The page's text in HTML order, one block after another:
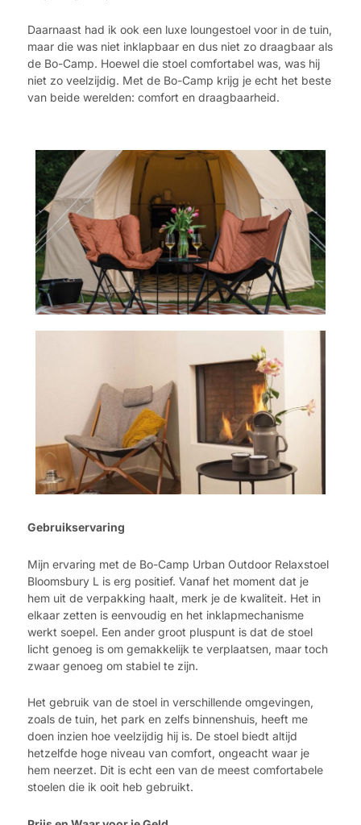
Daarnaast had ik ook een luxe loungestoel voor in de tuin,
maar die was niet inklapbaar en dus niet zo draagbaar als
de Bo-Camp. Hoewel die stoel comfortabel was, was hij
niet zo veelzijdig. Met de Bo-Camp krijg je echt het beste
van beide werelden: comfort en draagbaarheid.
Gebruikservaring
Mijn ervaring met de Bo-Camp Urban Outdoor Relaxstoel
Bloomsbury L is erg positief. Vanaf het moment dat je
hem uit de verpakking haalt, merk je de kwaliteit. Het in
elkaar zetten is eenvoudig en het inklapmechanisme
werkt soepel. Een ander groot pluspunt is dat de stoel
licht genoeg is om gemakkelijk te verplaatsen, maar toch
zwaar genoeg om stabiel te zijn.
Het gebruik van de stoel in verschillende omgevingen,
zoals de tuin, het park en zelfs binnenshuis, heeft me
doen inzien hoe veelzijdig hij is. De stoel biedt altijd
hetzelfde hoge niveau van comfort, ongeacht waar je
hem neerzet. Dit is echt een van de meest comfortabele
stoelen die ik ooit heb gebruikt.